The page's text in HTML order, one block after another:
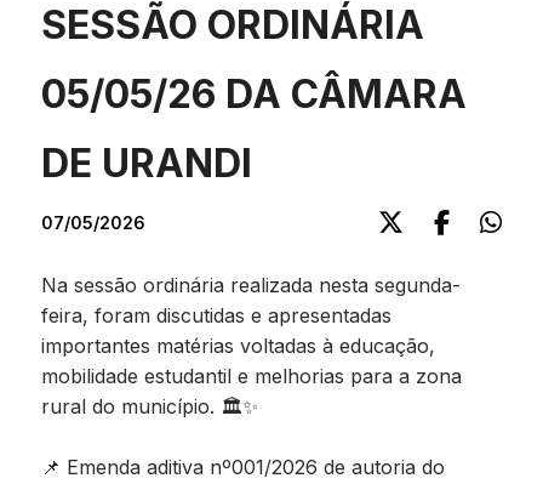
SESSÃO ORDINÁRIA
05/05/26 DA CÂMARA
DE URANDI
07/05/2026
Na sessão ordinária realizada nesta segunda-
feira, foram discutidas e apresentadas
importantes matérias voltadas à educação,
mobilidade estudantil e melhorias para a zona
rural do município. 🏛️✨
📌 Emenda aditiva nº001/2026 de autoria do